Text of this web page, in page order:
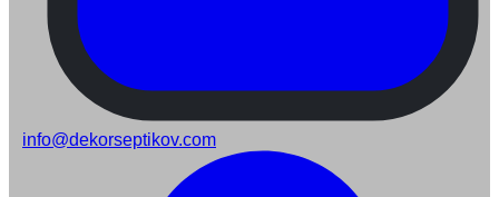
info@dekorseptikov.com